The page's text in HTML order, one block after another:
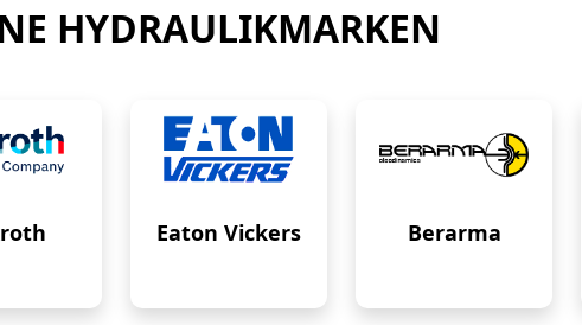
HYDRAULIKMARKEN
Eaton Vickers Berarma